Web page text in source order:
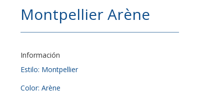
Montpellier Arène
Información
Estilo: Montpellier
Color: Arène